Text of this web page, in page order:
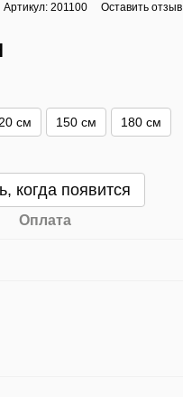
Артикул: 201100 Оставить отзыв
см 150 см 180 см
когда появится
Оплата